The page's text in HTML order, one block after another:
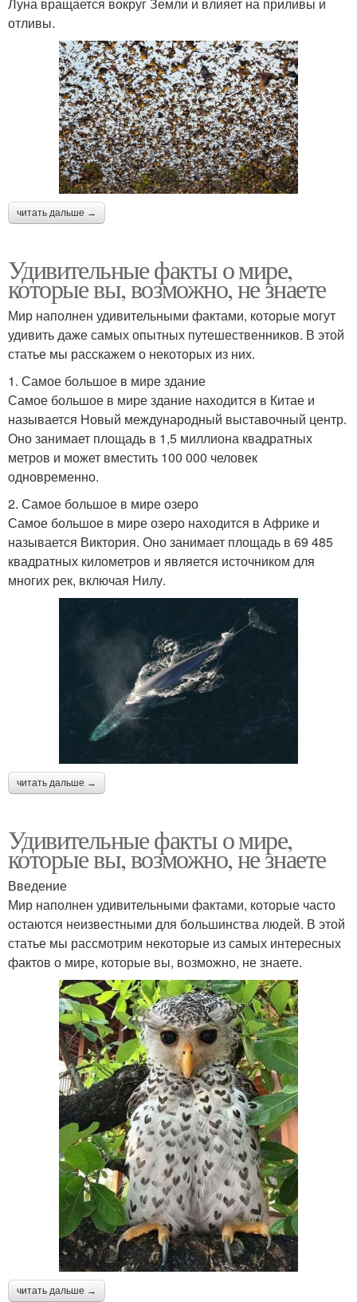
отливы.
читать дальше →
Удивительные факты о мире,
которые вы, возможно, не знаете
Мир наполнен удивительными фактами, которые могут
удивить даже самых опытных путешественников. В этой
статье мы расскажем о некоторых из них.
1. Самое большое в мире здание
Самое большое в мире здание находится в Китае и
называется Новый международный выставочный центр.
Оно занимает площадь в 1,5 миллиона квадратных
метров и может вместить 100 000 человек
одновременно.
2. Самое большое в мире озеро
Самое большое в мире озеро находится в Африке и
называется Виктория. Оно занимает площадь в 69 485
квадратных километров и является источником для
многих рек, включая Нилу.
читать дальше →
Удивительные факты о мире,
которые вы, возможно, не знаете
Введение
Мир наполнен удивительными фактами, которые часто
остаются неизвестными для большинства людей. В этой
статье мы рассмотрим некоторые из самых интересных
фактов о мире, которые вы, возможно, не знаете.
читать дальше →